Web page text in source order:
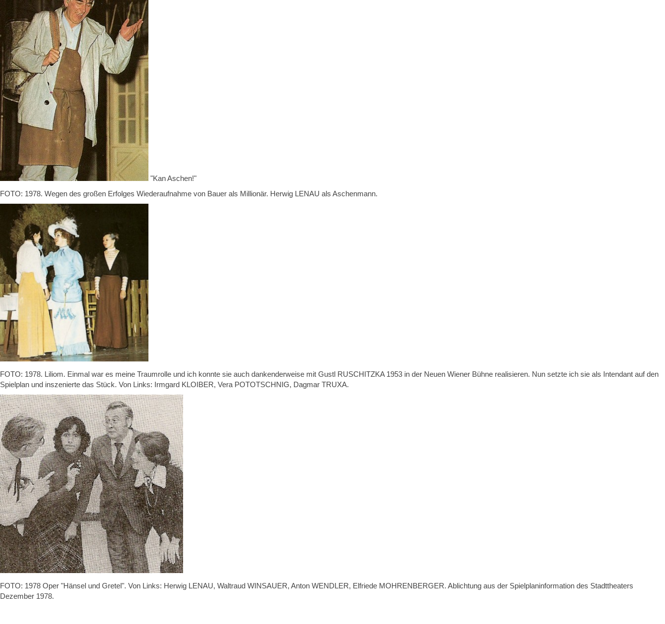
"Kan Aschen!"
FOTO: 1978. Wegen des großen Erfolges Wiederaufnahme von Bauer als Millionär. Herwig LENAU als Aschenmann.
FOTO: 1978. Liliom. Einmal war es meine Traumrolle und ich konnte sie auch dankenderweise mit Gustl RUSCHITZKA 1953 in der Neuen Wiener Bühne realisieren. Nun setzte ich sie als Intendant auf den
Spielplan und inszenierte das Stück. Von Links: Irmgard KLOIBER, Vera POTOTSCHNIG, Dagmar TRUXA.
FOTO: 1978 Oper "Hänsel und Gretel". Von Links: Herwig LENAU, Waltraud WINSAUER, Anton WENDLER, Elfriede MOHRENBERGER. Ablichtung aus der Spielplaninformation des Stadttheaters
Dezember 1978.